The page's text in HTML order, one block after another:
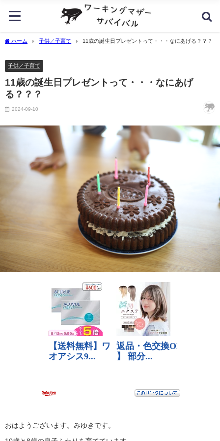
ホーム 子供／子育て 11歳の誕生日プレゼントって・・・なにあげる？？？
子供／子育て
11歳の誕生日プレゼントって・・・なにあげ
る？？？
2024-09-10
おはようございます。みゆきです。